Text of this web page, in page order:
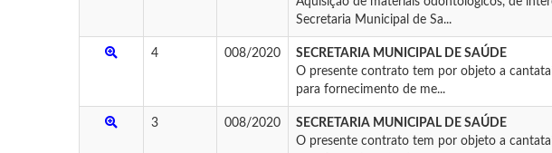
Secretaria Municipal de Sa...
4 008/2020
SECRETARIA MUNICIPAL DE SAÚDE
O presente contrato tem por objeto a
para fornecimento de me...
3 008/2020
SECRETARIA MUNICIPAL DE SAÚDE
O presente contrato tem por objeto a